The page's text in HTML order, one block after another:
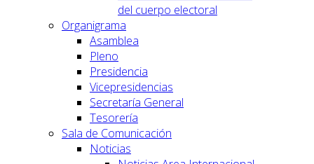
del cuerpo electoral
Organigrama
Asamblea
Pleno
Presidencia
Vicepresidencias
Secretaría General
Tesorería
Sala de Comunicación
Noticias